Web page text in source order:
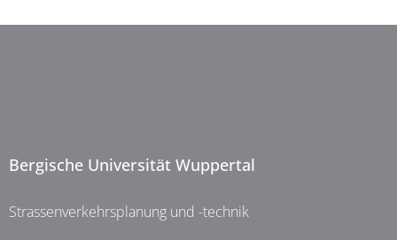
Bergische Universität Wuppertal
Strassenverkehrsplanung und -technik